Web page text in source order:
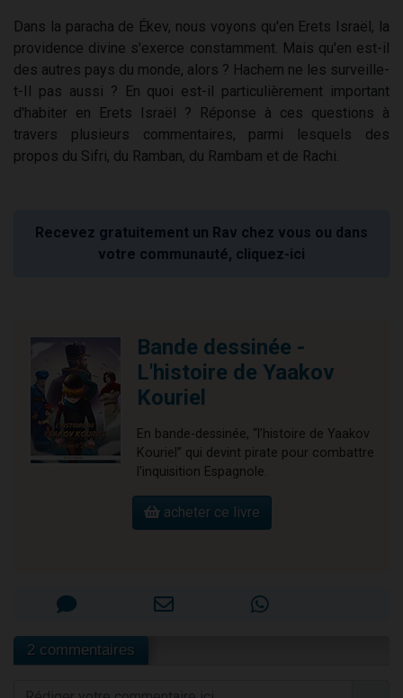
Dans la paracha de Ékev, nous voyons qu'en Erets Israël, la
providence divine s'exerce constamment. Mais qu'en est-il
des autres pays du monde, alors ? Hachem ne les surveille-
t-Il pas aussi ? En quoi est-il particulièrement important
d'habiter en Erets Israël ? Réponse à ces questions à
travers plusieurs commentaires, parmi lesquels des
propos du Sifri, du Ramban, du Rambam et de Rachi.
Recevez gratuitement un Rav chez vous ou dans
votre communauté, cliquez-ici
Bande dessinée -
L'histoire de Yaakov
Kouriel
En bande-dessinée, “l’histoire de Yaakov
Kouriel” qui devint pirate pour combattre
l'inquisition Espagnole.
acheter ce livre
2 commentaires